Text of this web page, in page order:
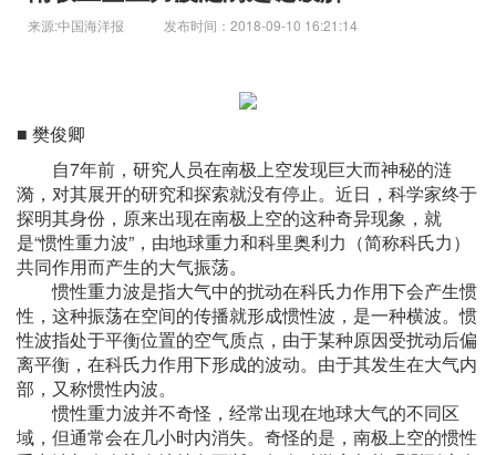
来源:中国海洋报 发布时间：2018-09-10 16:21:14
■ 樊俊卿
自7年前，研究人员在南极上空发现巨大而神秘的涟
漪，对其展开的研究和探索就没有停止。近日，科学家终于
探明其身份，原来出现在南极上空的这种奇异现象，就
是“惯性重力波”，由地球重力和科里奥利力（简称科氏力）
共同作用而产生的大气振荡。
惯性重力波是指大气中的扰动在科氏力作用下会产生惯
性，这种振荡在空间的传播就形成惯性波，是一种横波。惯
性波指处于平衡位置的空气质点，由于某种原因受扰动后偏
离平衡，在科氏力作用下形成的波动。由于其发生在大气内
部，又称惯性内波。
惯性重力波并不奇怪，经常出现在地球大气的不同区
域，但通常会在几小时内消失。奇怪的是，南极上空的惯性